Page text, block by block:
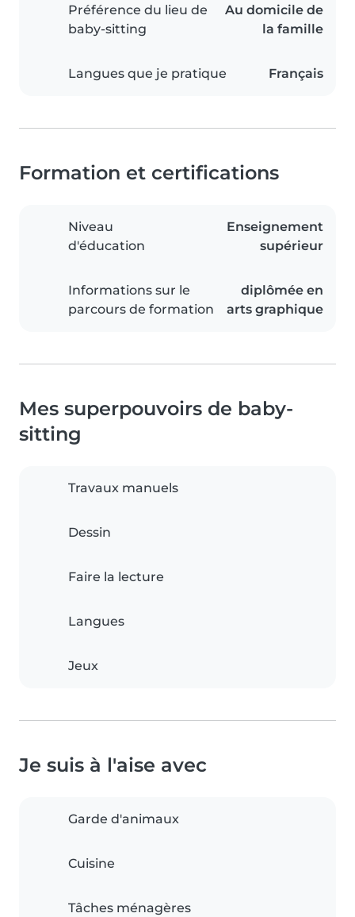
Préférence du lieu de
baby-sitting
Au domicile de
la famille
Langues que je pratique Français
Formation et certifications
Niveau
d'éducation
Enseignement
supérieur
Informations sur le
parcours de formation
diplômée en
arts graphique
Mes superpouvoirs de baby-
sitting
Travaux manuels
Dessin
Faire la lecture
Langues
Jeux
Je suis à l'aise avec
Garde d'animaux
Cuisine
Tâches ménagères